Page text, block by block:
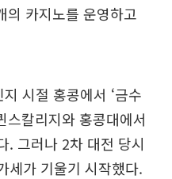
의 카지노를 운영하고
시절 홍콩에서 ‘금수
스칼리지와 홍콩대에서
. 그러나 2차 대전 당시
세가 기울기 시작했다.